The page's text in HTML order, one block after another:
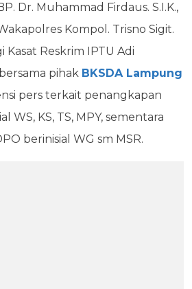
Dr. Muhammad Firdaus. S.I.K.,
Kompol. Trisno Sigit.
Kasat Reskrim IPTU Adi
pihak BKSDA Lampung
pers terkait penangkapan
WS, KS, TS, MPY, sementara
berinisial WG sm MSR.